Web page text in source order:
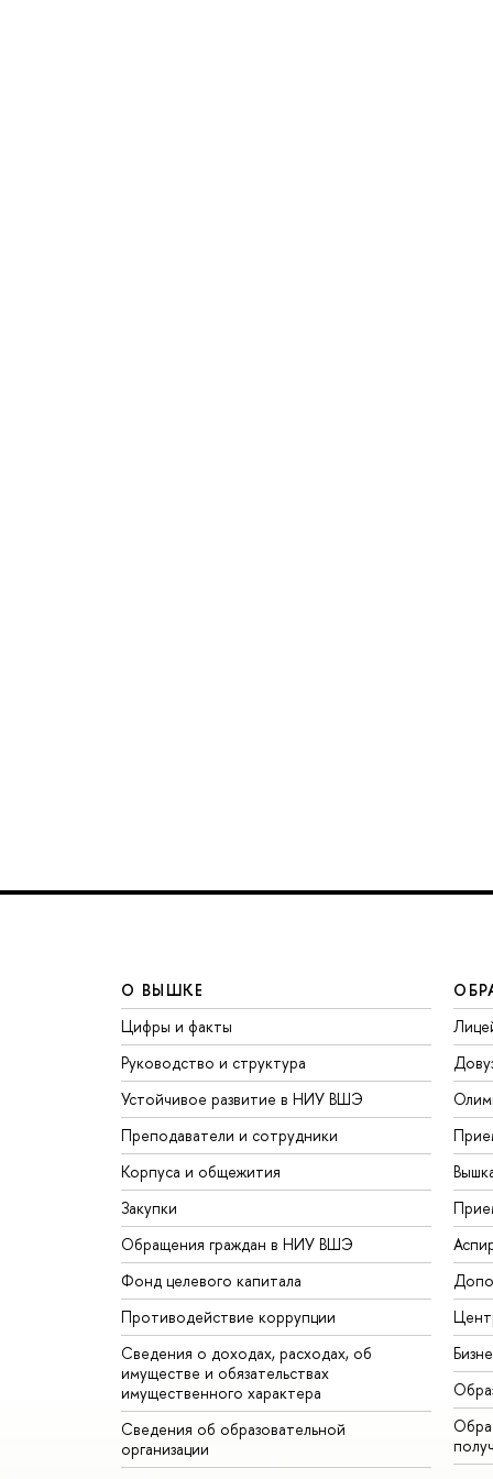
О ВЫШКЕ
Цифры и факты
Руководство и структура
Устойчивое развитие в НИУ ВШЭ
Преподаватели и сотрудники
Корпуса и общежития
Закупки
Обращения граждан в НИУ ВШЭ
Фонд целевого капитала
Противодействие коррупции
Сведения о доходах, расходах, об
имуществе и обязательствах
имущественного характера
Сведения об образовательной
организации